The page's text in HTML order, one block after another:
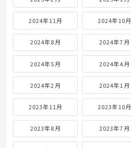
2024年11月 2024年10月
2024年8月 2024年7月
2024年5月 2024年4月
2024年2月 2024年1月
2023年11月 2023年10月
2023年8月 2023年7月